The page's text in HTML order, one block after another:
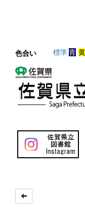
色合い 標準青 黄